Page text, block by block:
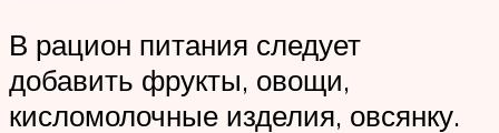
В рацион питания следует
добавить фрукты, овощи,
кисломолочные изделия, овсянку.